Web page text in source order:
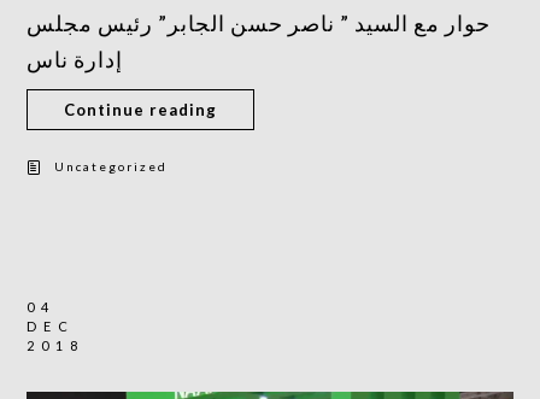
حوار مع السيد ” ناصر حسن الجابر” رئيس مجلس
إدارة ناس
Continue reading
Uncategorized
04
DEC
2018